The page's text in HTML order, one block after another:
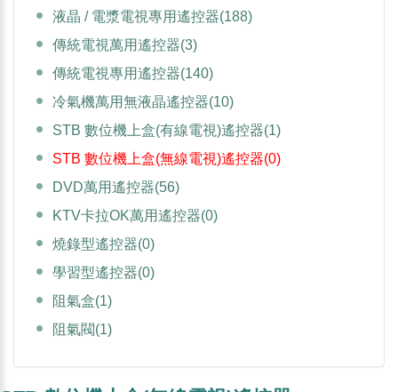
液晶 / 電漿電視專用遙控器(188)
傳統電視萬用遙控器(3)
傳統電視專用遙控器(140)
冷氣機萬用無液晶遙控器(10)
STB 數位機上盒(有線電視)遙控器(1)
STB 數位機上盒(無線電視)遙控器(0)
DVD萬用遙控器(56)
KTV卡拉OK萬用遙控器(0)
燒錄型遙控器(0)
學習型遙控器(0)
阻氣盒(1)
阻氣閥(1)